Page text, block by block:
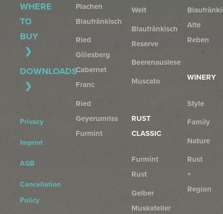
WHERE
TO
BUY
DOWNLOADS
Privacy
Imprint
AGB
Cancellation
Policy
Plachen
Blaufränkisch
Ried
Gillesberg
Cabernet
Franc
Ried
Geyerumriss
Furmint
Welt
Blaufränkisch
Reserve
Beerenauslese
Muscato
RUST
CLASSIC
Furmint
Rust
Gelber
Muskateller
Alte
Reben
WINERY
Style
Family
Nature
Rust
+
Region